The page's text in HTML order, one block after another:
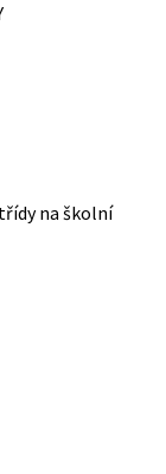
na školní